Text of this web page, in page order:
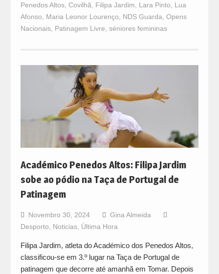
Penedos Altos, Covilhã Filipa Jardim Lara Pinto
Lua
Afonso
Maria Leonor Lourenço NDS Guarda Opens
Nacionais, Patinagem Livre séniores femininas
Académico Penedos Altos: Filipa Jardim
sobe ao pódio na Taça de Portugal de
Patinagem
Novembro 30, 2024
Gina Almeida
Desporto
Noticias, Última Hora
Filipa Jardim, atleta do Académico dos Penedos Altos,
classificou-se em 3.º lugar na Taça de Portugal de
patinagem que decorre até amanhã em Tomar. Depois